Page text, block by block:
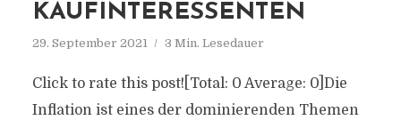
KAUFINTERESSENTEN
29. September 2021 3 Min. Lesedauer
Click to rate this post![Total: 0 Average: 0]Die
Inflation ist eines der dominierenden Themen